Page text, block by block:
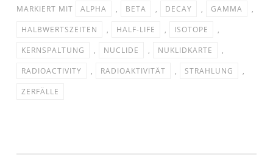
MARKIERT MIT
ALPHA , BETA , DECAY , GAMMA
,
HALBWERTSZEITEN
, HALF-LIFE , ISOTOPE
,
KERNSPALTUNG
, NUCLIDE , NUKLIDKARTE
,
RADIOACTIVITY
, RADIOAKTIVITÄT , STRAHLUNG
,
ZERFÄLLE